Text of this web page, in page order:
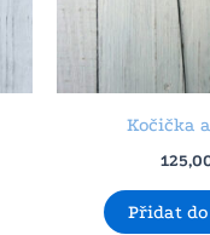
Kočička
Přidat